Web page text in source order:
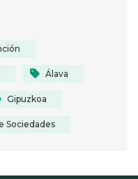
Álava
Gipuzkoa
Sociedades